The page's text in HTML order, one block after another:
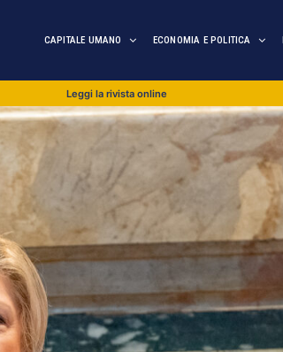
CAPITALE UMANO ECONOMIA E POLITICA
Leggi la rivista online